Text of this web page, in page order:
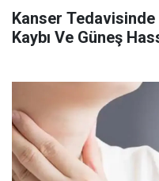
Kanser Tedavisinde
Kaybı Ve Güneş